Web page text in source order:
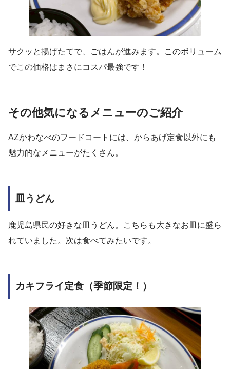
サクッと揚げたてで、ごはんが進みます。このボリューム
でこの価格はまさにコスパ最強です！
その他気になるメニューのご紹介
AZかわなべのフードコートには、からあげ定食以外にも
魅力的なメニューがたくさん。
皿うどん
鹿児島県民の好きな皿うどん。こちらも大きなお皿に盛ら
れていました。次は食べてみたいです。
カキフライ定食（季節限定！）